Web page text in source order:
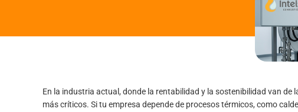
En la industria actual, donde la rentabilidad y la sostenibilidad van
más críticos. Si tu empresa depende de procesos térmicos, como